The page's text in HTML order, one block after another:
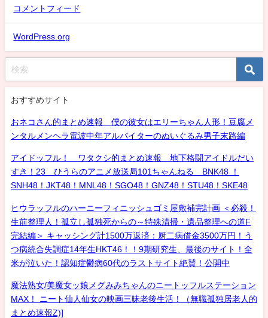
コメントフィード
WordPress.org
おすすめサイト
おネコさん的まとめ速報 僕の彼女はエリーちゃん人形！豆腐メ
ンタルメンヘラ電波中年アルバイターのぬいぐるみ男子末路編
アイドッフル！ ワタクシ的まとめ速報 地下格闘アイドルだい
すき！23 ひうらのアニメ放送局101ちゃんねる BNK48 ！
SNH48！JKT48！MNL48！SGO48！GNZ48！STU48！SKE48
ヒウラッフルのハーニーフィニッシュゴミ屋敷補完計画 ＜必殺！
生前整理人！孤立し孤独死からの～特殊清掃・遺品整理への道F
完結編＞ キャッシング計1500万返済：厨二病借金3500万円！う
つ病統合失調症14年生HKT46！！9期研究生、最後のサイト！全
米が泣いた！認知症鬱病60代のラストサイト絶賛！公開中
魔法熟女/美魔女ッ娘メグみみちゃんのニートッフルステーション
MAX！ ニート仙人仙女の映画三昧老後生活！（無職孤独居老人的
まとめ速報Z)]